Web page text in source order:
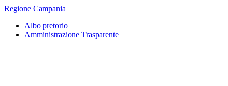
Regione Campania
Albo pretorio
Amministrazione Trasparente